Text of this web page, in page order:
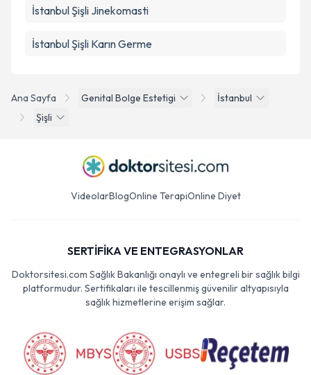
Ana Sayfa Genital Bolge Estetigi
İstanbul
Şişli
İstanbul Şişli Jinekomasti
İstanbul Şişli Karın Germe
VideolarBlogOnline TerapiOnline Diyet
SERTİFİKA VE ENTEGRASYONLAR
Doktorsitesi.com Sağlık Bakanlığı onaylı ve entegreli bir sağlık bilgi
platformudur. Sertifikaları ile tescillenmiş güvenilir altyapısıyla
sağlık hizmetlerine erişim sağlar.